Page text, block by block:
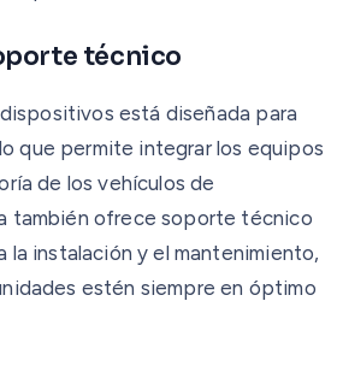
técnico
está diseñada para
que permite integrar los equipos
de los vehículos de
también ofrece soporte técnico
la instalación y el mantenimiento,
estén siempre en óptimo